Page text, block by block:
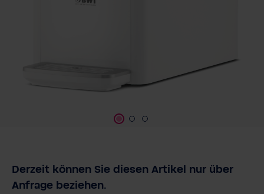
Derzeit können Sie diesen Artikel nur über
Anfrage beziehen.